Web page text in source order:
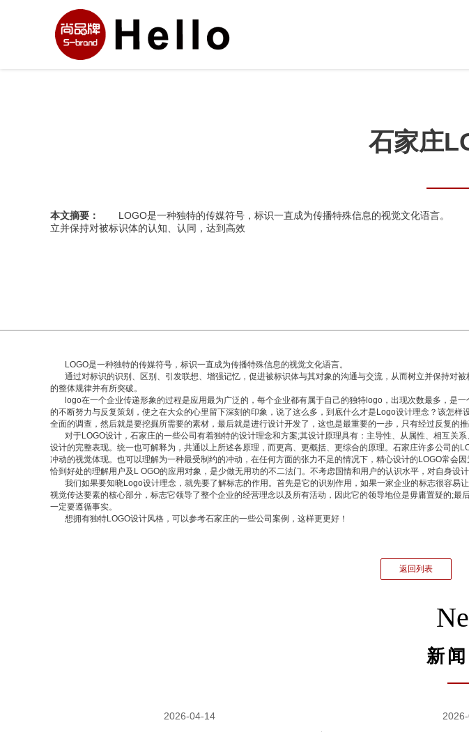
石家庄
本文摘要：
LOGO是一种独特的传媒符号，标识一直成为传播特殊信息的视觉文化语言。
立并保持对被标识体的认知、认同，达到高效
LOGO是一种独特的传媒符号，标识一直成为传播特殊信息的视觉文化语言。
通过对标识的识别、区别、引发联想、增强记忆，促进被标识体与其对象的沟通与交流，从而树立并保持对
的整体规律并有所突破。
logo在一个企业传递形象的过程是应用最为广泛的，每个企业都有属于自己的独特logo，出现次数最多，是
的不断努力与反复策划，使之在大众的心里留下深刻的印象，说了这么多，到底什么才是Logo设计理念？该怎
全面的调查，然后就是要挖掘所需要的素材，最后就是进行设计开发了，这也是最重要的一步，只有经过反复的
对于LOGO设计，石家庄的一些公司有着独特的设计理念和方案;其设计原理具有：主导性、从属性、相互关
设计的完整表现。统一也可解释为，共通以上所述各原理，而更高、更概括、更综合的原理。石家庄许多公司
冲动的视觉体现。也可以理解为一种最受制约的冲动，在任何方面的张力不足的情况下，精心设计的LOGO常
恰到好处的理解用户及L OGO的应用对象，是少做无用功的不二法门。不考虑国情和用户的认识水平，对自身设
我们如果要知晓Logo设计理念，就先要了解标志的作用。首先是它的识别作用，如果一家企业的标志很容易
视觉传达要素的核心部分，标志它领导了整个企业的经营理念以及所有活动，因此它的领导地位是毋庸置疑的;
一定要遵循事实。
想拥有独特LOGO设计风格，可以参考石家庄的一些公司案例，这样更更好！
返回列表
新
2026-04-14